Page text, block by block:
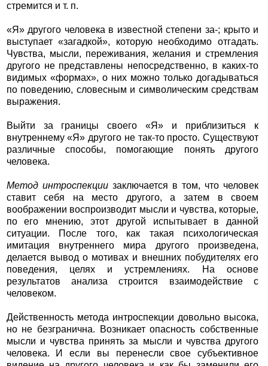
стремится и т. п.
«Я» другого человека в известной степени за-; крыто и
выступает «загадкой», которую необходимо отгадать.
Чувства, мысли, переживания, желания и стремления
другого не представлены непосредственно, в каких-то
видимых «формах», о них можно только догадываться
по поведению, словесным и символическим средствам
выражения.
Выйти за границы своего «Я» и приблизиться к
внутреннему «Я» другого не так-то просто. Существуют
различные способы, помогающие понять другого
человека.
Метод интроспекциизаключается в том, что человек
ставит себя на место другого, а затем в своем
воображении воспроизводит мысли и чувства, которые,
по его мнению, этот другой испытывает в данной
ситуации. После того, как такая психологическая
имитация внутреннего мира другого произведена,
делается вывод о мотивах и внешних побудителях его
поведения, целях и устремлениях. На основе
результатов анализа строится взаимодействие с
человеком.
Действенность метода интроспекции довольно высока,
но не безгранична. Возникает опасность собственные
мысли и чувства принять за мысли и чувства другого
человека. И если вы перенесли свое субъективное